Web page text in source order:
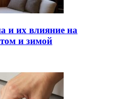
и их влияние на
и зимой